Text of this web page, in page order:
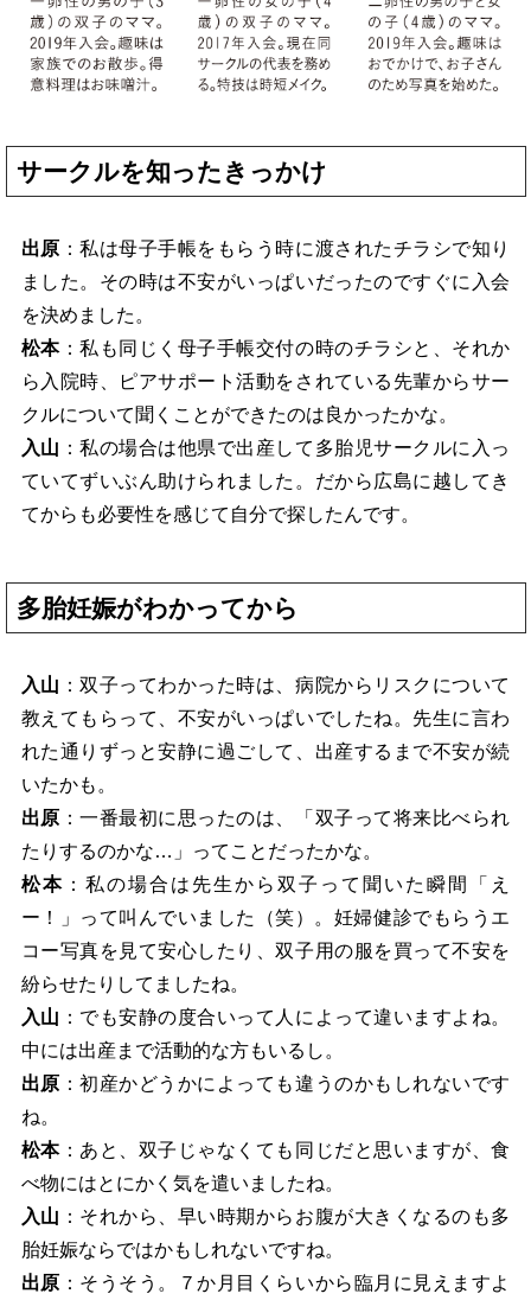
サークルを知ったきっかけ
出原 ：私は母子手帳をもらう時に渡されたチラシで知り
ました。その時は不安がいっぱいだったのですぐに入会
を決めました。
松本：私も同じく母子手帳交付の時のチラシと、それか
ら入院時、ピアサポート活動をされている先輩からサー
クルについて聞くことができたのは良かったかな。
入山 ：私の場合は他県で出産して多胎児サークルに入っ
ていてずいぶん助けられました。だから広島に越してき
てからも必要性を感じて自分で探したんです。
多胎妊娠がわかってから
入山 ：双子ってわかった時は、病院からリスクについて
教えてもらって、不安がいっぱいでしたね。先生に言わ
れた通りずっと安静に過ごして、出産するまで不安が続
いたかも。
出原 ：一番最初に思ったのは、「双子って将来比べられ
たりするのかな…」ってことだったかな。
松本 ：私の場合は先生から双子って聞いた瞬間「え
ー！」って叫んでいました（笑）。妊婦健​診でもらうエ
コー写真を見て安心したり、双子用の服を買って不安を
紛らせたりしてましたね。
入山 ：でも安静の度合いって人によって違いますよね。
中には出産まで活動的な方もいるし。
出原 ：初産かどうかによっても違うのかもしれないです
ね。
松本：あと、双子じゃなくても同じだと思いますが、食
べ物にはとにかく気を遣いましたね。
入山 ：それから、早い時期からお腹が大きくなるのも多
胎妊娠ならではかもしれないですね。
出原 ：そうそう。７か月目くらいから臨月に見えますよ